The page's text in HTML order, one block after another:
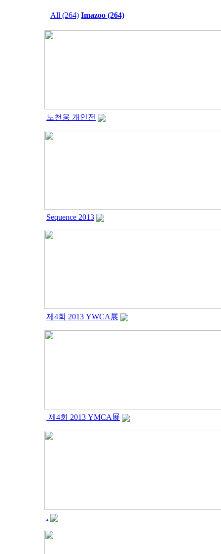
All (264) Imazoo (264)
노천웅 개인전
Sequence 2013
제4회 2013 YWCA展
제4회 2013 YMCA展
.